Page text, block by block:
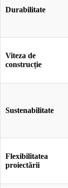
Durabilitate
Viteza de
construcție
Sustenabilitate
Flexibilitatea
proiectării